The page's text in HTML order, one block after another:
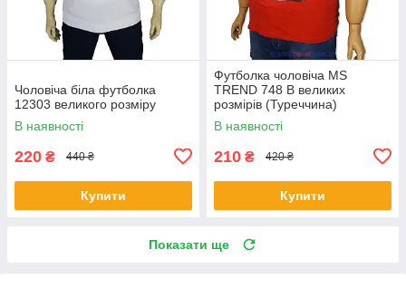
Чоловіча біла футболка
12303 великого розміру
В наявності
220 ₴ 440 ₴
Купити
Футболка чоловіча MS
TREND 748 B великих
розмірів (Туреччина)
В наявності
210 ₴ 420 ₴
Купити
Показати ще